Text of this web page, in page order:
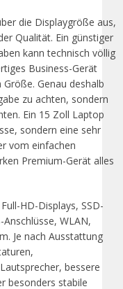
die Displaygröße aus,
Qualität. Ein günstiger
kann technisch völlig
Business-Gerät
Genau deshalb
zu achten, sondern
Ein 15 Zoll Laptop
sondern eine sehr
vom einfachen
Premium-Gerät alles
HD-Displays, SSD-
WLAN,
Je nach Ausstattung
bessere
besonders stabile